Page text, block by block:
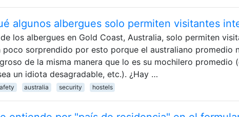
algunos albergues solo permiten visitantes
los albergues en Gold Coast, Australia, solo permiten
poco sorprendido por esto porque el australiano promedio
de la misma manera que lo es su mochilero promedio
un idiota desagradable, etc.). ¿Hay …
australia security hostels